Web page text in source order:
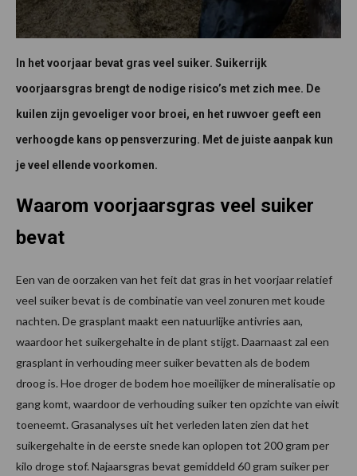
In het voorjaar bevat gras veel suiker. Suikerrijk
voorjaarsgras brengt de nodige risico’s met zich mee. De
kuilen zijn gevoeliger voor broei, en het ruwvoer geeft een
verhoogde kans op pensverzuring. Met de juiste aanpak kun
je veel ellende voorkomen.
Waarom voorjaarsgras veel suiker
bevat
Een van de oorzaken van het feit dat gras in het voorjaar relatief
veel suiker bevat is de combinatie van veel zonuren met koude
nachten. De grasplant maakt een natuurlijke antivries aan,
waardoor het suikergehalte in de plant stijgt. Daarnaast zal een
grasplant in verhouding meer suiker bevatten als de bodem
droog is. Hoe droger de bodem hoe moeilijker de mineralisatie op
gang komt, waardoor de verhouding suiker ten opzichte van eiwit
toeneemt. Grasanalyses uit het verleden laten zien dat het
suikergehalte in de eerste snede kan oplopen tot 200 gram per
kilo droge stof. Najaarsgras bevat gemiddeld 60 gram suiker per